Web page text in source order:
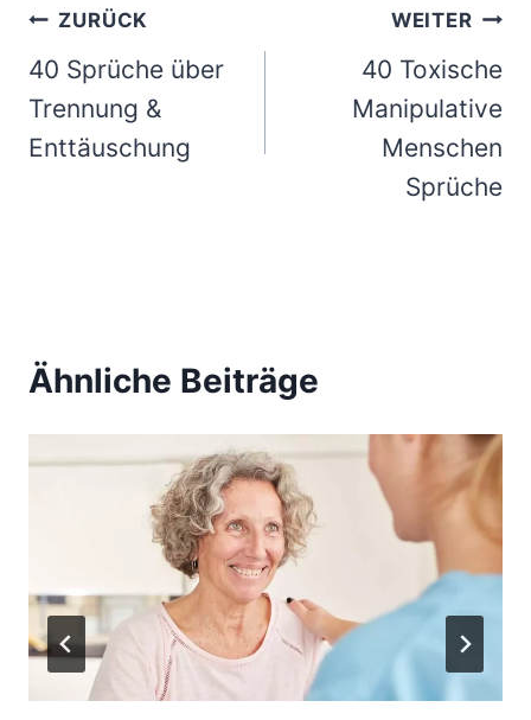
Beitragsnavigation
ZURÜCK
40 Sprüche über
Trennung &
Enttäuschung
WEITER
40 Toxische
Manipulative
Menschen
Sprüche
Ähnliche Beiträge